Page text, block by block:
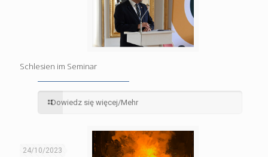
Schlesien im Seminar
Dowiedz się więcej/Mehr
24/10/2023